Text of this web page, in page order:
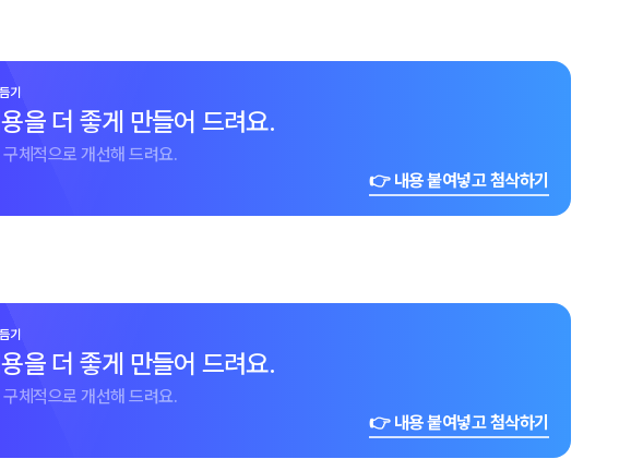
기
을 더 좋게 만들어 드려요.
체적으로 개선해 드려요.
👉 내용 붙여넣고 첨삭하기
기
을 더 좋게 만들어 드려요.
체적으로 개선해 드려요.
👉 내용 붙여넣고 첨삭하기